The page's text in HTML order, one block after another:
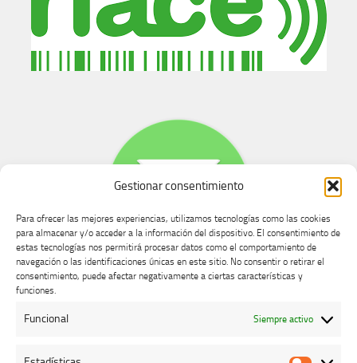
Gestionar consentimiento
Para ofrecer las mejores experiencias, utilizamos tecnologías como las cookies
para almacenar y/o acceder a la información del dispositivo. El consentimiento de
estas tecnologías nos permitirá procesar datos como el comportamiento de
navegación o las identificaciones únicas en este sitio. No consentir o retirar el
consentimiento, puede afectar negativamente a ciertas características y
funciones.
Funcional Siempre activo
Buzón de dudas, quejas y sugerencias